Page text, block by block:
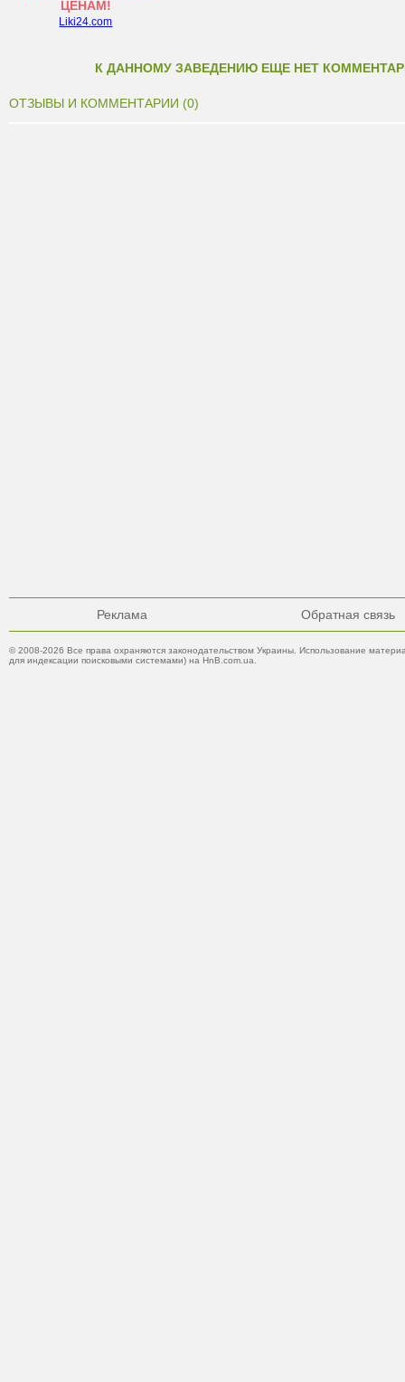
ЦЕНАМ!
Liki24.com
К ДАННОМУ ЗАВЕДЕНИЮ ЕЩЕ НЕТ
ОТЗЫВЫ И КОММЕНТАРИИ (0)
Реклама Обратная связь
© 2008-2026 Все права охраняются законодательством Украины. Использование
для индексации поисковыми системами) на HnB.com.ua.